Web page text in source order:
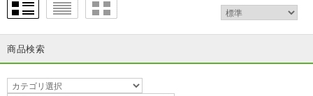
商品検索